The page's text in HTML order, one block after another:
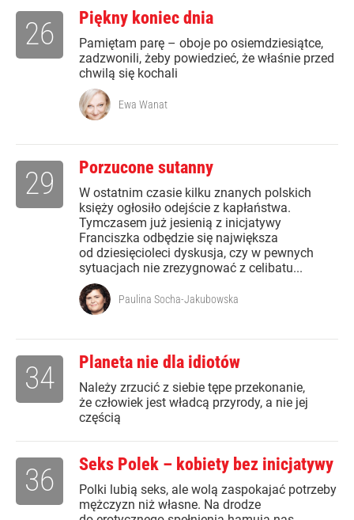
Piękny koniec dnia
Pamiętam parę – oboje po osiemdziesiątce,
zadzwonili, żeby powiedzieć, że właśnie przed
chwilą się kochali
26
Ewa Wanat
Porzucone sutanny
W ostatnim czasie kilku znanych polskich
księży ogłosiło odejście z kapłaństwa.
Tymczasem już jesienią z inicjatywy
Franciszka odbędzie się największa
od dziesięcioleci dyskusja, czy w pewnych
sytuacjach nie zrezygnować z celibatu...
29
Paulina Socha-Jakubowska
Planeta nie dla idiotów
Należy zrzucić z siebie tępe przekonanie,
że człowiek jest władcą przyrody, a nie jej
częścią
34
Seks Polek – kobiety bez inicjatywy
Polki lubią seks, ale wolą zaspokajać potrzeby
mężczyzn niż własne. Na drodze
36